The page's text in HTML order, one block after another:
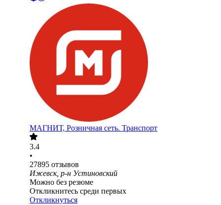
МАГНИТ, Розничная сеть. Транспорт
3.4
•
27895 отзывов
Ижевск, р-н Устиновский
Можно без резюме
Откликнитесь среди первых
Откликнуться